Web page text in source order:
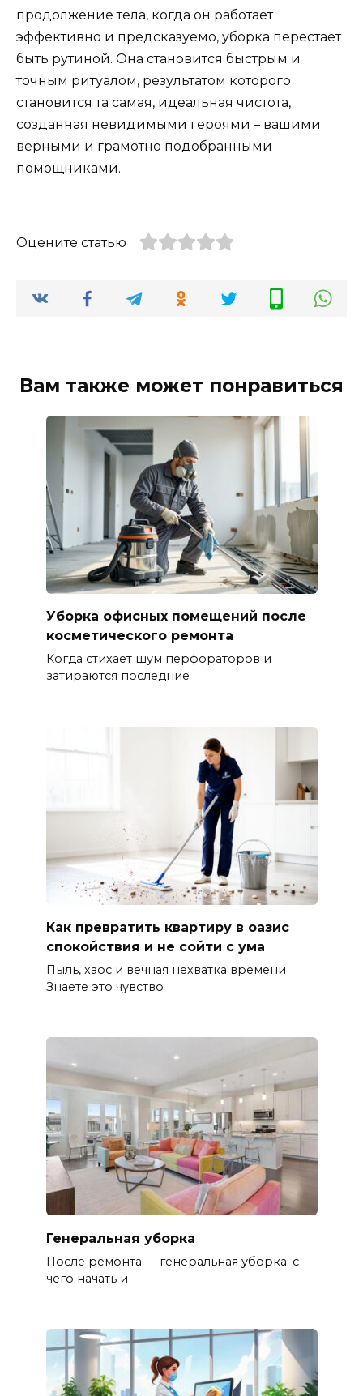
продолжение тела, когда он работает
эффективно и предсказуемо, уборка перестает
быть рутиной. Она становится быстрым и
точным ритуалом, результатом которого
становится та самая, идеальная чистота,
созданная невидимыми героями – вашими
верными и грамотно подобранными
помощниками.
Оцените статью
Вам также может понравиться
Уборка офисных помещений после
косметического ремонта
Когда стихает шум перфораторов и
затираются последние
Как превратить квартиру в оазис
спокойствия и не сойти с ума
Пыль, хаос и вечная нехватка времени
Знаете это чувство
Генеральная уборка
После ремонта — генеральная уборка: с
чего начать и